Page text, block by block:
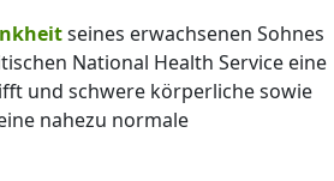
seines erwachsenen Sohnes
National Health Service eine
und schwere körperliche sowie
nahezu normale